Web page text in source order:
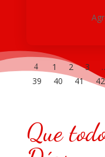
4 1 2 3
39
40 41 42
Que